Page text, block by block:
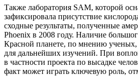
Также лаборатория SAM, которой
зафиксировала присутствие
сходные результаты, полученные
Phoenix в 2008 году. Наличие
Красной планете, по мнению
для дальнейших изучений. При
в частности проекта по высадке
факт может играть ключевую роль,